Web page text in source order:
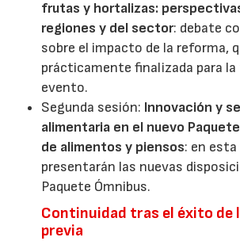
frutas y hortalizas:
regiones y del sector: debate
sobre el impacto de la reforma,
prácticamente finalizada para la
evento.
Segunda sesión: Innovación y
alimentaria en el nuevo
de alimentos y piensos: en
presentarán las nuevas
Paquete Ómnibus.
Continuidad tras el éxito de
previa